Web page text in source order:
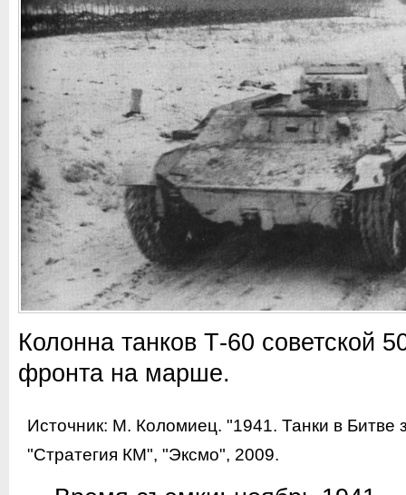
Колонна танков Т-60 советской
фронта на марше.
Источник: М. Коломиец. "1941. Танки в Битве
"Стратегия КМ", "Эксмо", 2009.